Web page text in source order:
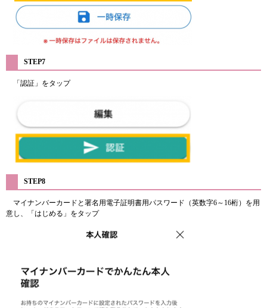
STEP7
「認証」をタップ
STEP8
マイナンバーカードと署名用電子証明書用パスワード（英数字6～16桁）を用
意し、「はじめる」をタップ